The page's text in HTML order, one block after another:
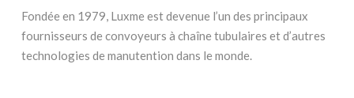
Fondée en 1979, Luxme est devenue l’un des principaux
fournisseurs de convoyeurs à chaîne tubulaires et d’autres
technologies de manutention dans le monde.